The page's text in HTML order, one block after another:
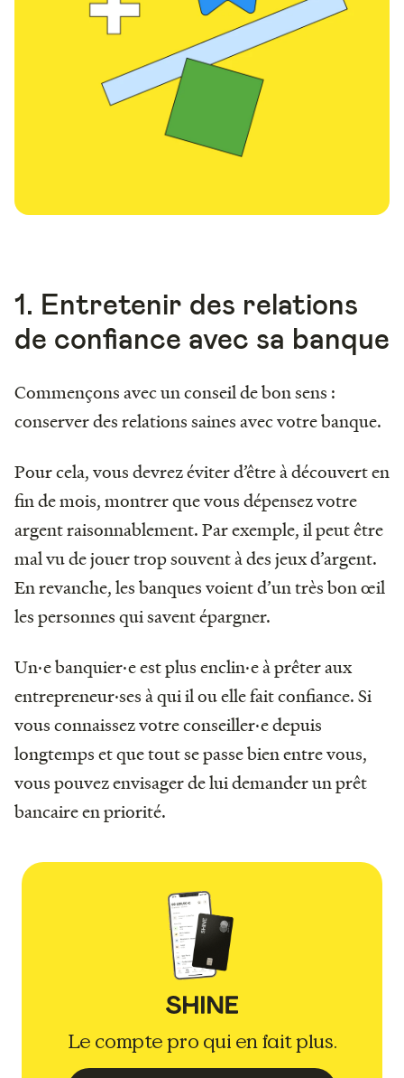
1. Entretenir des relations
de confiance avec sa banque
Commençons avec un conseil de bon sens :
conserver des relations saines avec votre banque.
Pour cela, vous devrez éviter d’être à découvert en
fin de mois, montrer que vous dépensez votre
argent raisonnablement. Par exemple, il peut être
mal vu de jouer trop souvent à des jeux d’argent.
En revanche, les banques voient d’un très bon œil
les personnes qui savent épargner.
Un·e banquier·e est plus enclin·e à prêter aux
entrepreneur·ses à qui il ou elle fait confiance. Si
vous connaissez votre conseiller·e depuis
longtemps et que tout se passe bien entre vous,
vous pouvez envisager de lui demander un prêt
bancaire en priorité.
Le compte pro qui en fait plus.